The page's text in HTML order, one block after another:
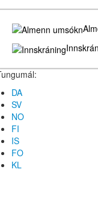
DA
SV
NO
FI
IS
FO
KL